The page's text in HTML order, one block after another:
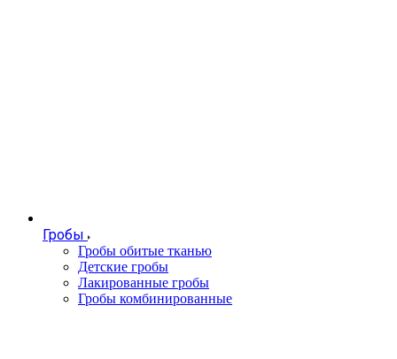
Гробы
Гробы обитые тканью
Детские гробы
Лакированные гробы
Гробы комбинированные